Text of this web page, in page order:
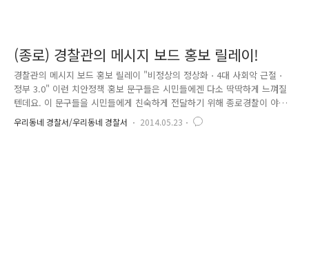
(종로) 경찰관의 메시지 보드 홍보 릴레이!
경찰관의 메시지 보드 홍보 릴레이 "비정상의 정상화 ⋅ 4대 사회악 근절 ⋅
정부 3.0" 이런 치안정책 홍보 문구들은 시민들에겐 다소 딱딱하게 느껴질
텐데요. 이 문구들을 시민들에게 친숙하게 전달하기 위해 종로경찰이 야심
차게 준비했습니다!! 바로 '메시지 보드 홍보 릴레이'! 지난 5월 7일부터 16
일까지 2주간 8명의 경찰관이 함께 해주었습니다. 다들 업무로 바쁘다 보
우리동네 경찰서/우리동네 경찰서 2014.05.23